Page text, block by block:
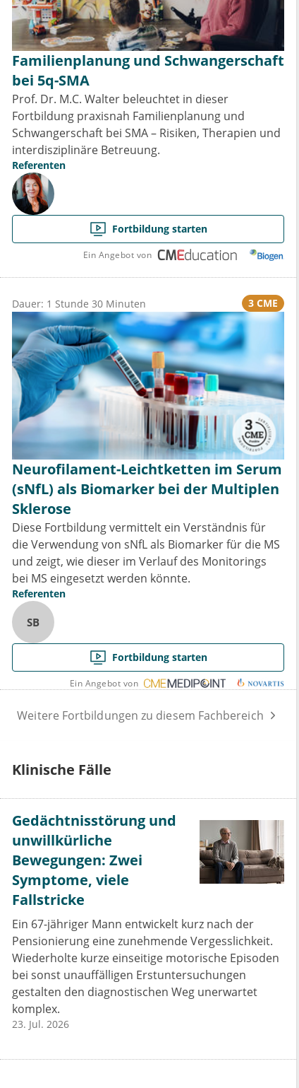
Familienplanung und Schwangerschaft
bei 5q-SMA
Prof. Dr. M.C. Walter beleuchtet in dieser
Fortbildung praxisnah Familienplanung und
Schwangerschaft bei SMA – Risiken, Therapien und
interdisziplinäre Betreuung.
Referenten
Fortbildung starten
Ein Angebot von
Dauer: 1 Stunde 30 Minuten 3 CME
Neurofilament-Leichtketten im Serum
(sNfL) als Biomarker bei der Multiplen
Sklerose
Diese Fortbildung vermittelt ein Verständnis für
die Verwendung von sNfL als Biomarker für die MS
und zeigt, wie dieser im Verlauf des Monitorings
bei MS eingesetzt werden könnte.
Referenten
SB
Fortbildung starten
Ein Angebot von
Weitere Fortbildungen zu diesem Fachbereich
Klinische Fälle
Gedächtnisstörung und
unwillkürliche
Bewegungen: Zwei
Symptome, viele
Fallstricke
Ein 67-jähriger Mann entwickelt kurz nach der
Pensionierung eine zunehmende Vergesslichkeit.
Wiederholte kurze einseitige motorische Episoden
bei sonst unauffälligen Erstuntersuchungen
gestalten den diagnostischen Weg unerwartet
komplex.
23. Jul. 2026